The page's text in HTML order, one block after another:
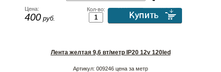
Цена:
400 руб.
Кол-во:
Лента желтая 9,6 вт/метр IP20 12v 120led
Артикул: 009246 цена за метр